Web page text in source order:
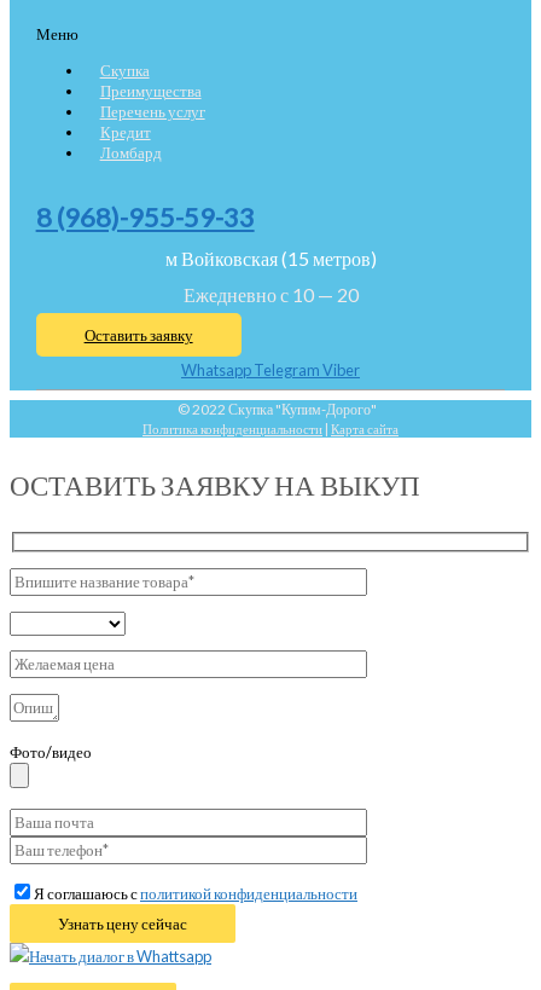
Меню
Скупка
Преимущества
Перечень услуг
Кредит
Ломбард
8 (968)-955-59-33
м Войковская (15 метров)
Ежедневно с 10 — 20
Оставить заявку
WhatsappTelegramViber
© 2022 Скупка "Купим-Дорого"
Политика конфиденциальности Карта сайта
ОСТАВИТЬ ЗАЯВКУ НА ВЫКУП
Фото/видео
Я соглашаюсь сполитикой конфиденциальности
Начать диалог в Whattsapp